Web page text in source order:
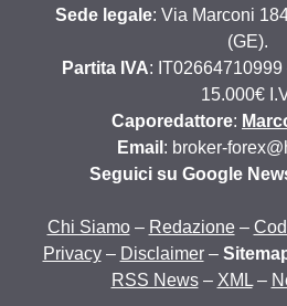
Sede legale: Via Marconi
(GE).
Partita IVA:
15.000€
Caporedattore:
Email : broker-
Seguici su Google
Chi Siamo– Redazione–
Privacy– Disclaimer–
RSS News– XML–